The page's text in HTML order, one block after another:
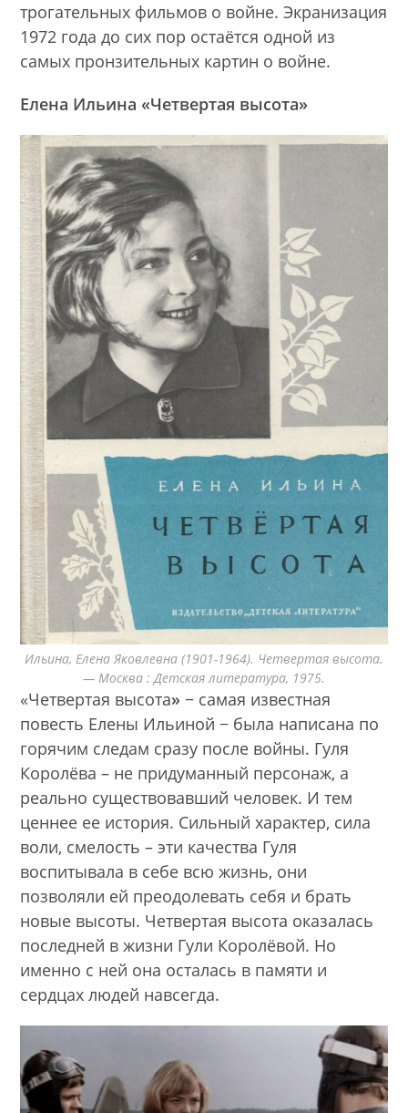
трогательных фильмов о войне. Экранизация
1972 года до сих пор остаётся одной из
самых пронзительных картин о войне.
Елена Ильина «Четвертая высота»
Ильина, Елена Яковлевна (1901-1964). Четвертая высота.
— Москва : Детская литература, 1975.
«Четвертая высота» − самая известная
повесть Елены Ильиной − была написана по
горячим следам сразу после войны. Гуля
Королёва – не придуманный персонаж, а
реально существовавший человек. И тем
ценнее ее история. Сильный характер, сила
воли, смелость – эти качества Гуля
воспитывала в себе всю жизнь, они
позволяли ей преодолевать себя и брать
новые высоты. Четвертая высота оказалась
последней в жизни Гули Королёвой. Но
именно с ней она осталась в памяти и
сердцах людей навсегда.